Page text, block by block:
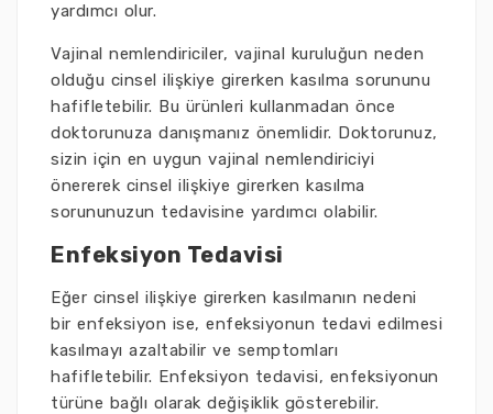
yardımcı olur.
Vajinal nemlendiriciler, vajinal kuruluğun neden
olduğu cinsel ilişkiye girerken kasılma sorununu
hafifletebilir. Bu ürünleri kullanmadan önce
doktorunuza danışmanız önemlidir. Doktorunuz,
sizin için en uygun vajinal nemlendiriciyi
önererek cinsel ilişkiye girerken kasılma
sorununuzun tedavisine yardımcı olabilir.
Enfeksiyon Tedavisi
Eğer cinsel ilişkiye girerken kasılmanın nedeni
bir enfeksiyon ise, enfeksiyonun tedavi edilmesi
kasılmayı azaltabilir ve semptomları
hafifletebilir. Enfeksiyon tedavisi, enfeksiyonun
türüne bağlı olarak değişiklik gösterebilir.